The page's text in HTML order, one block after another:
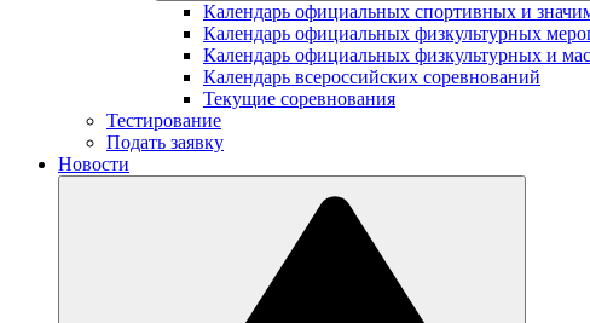
Календарь официальных спортивных и
Календарь официальных физкультурных
Календарь официальных физкультурных и
Календарь всероссийских соревнований
Текущие соревнования
Тестирование
Подать заявку
Новости